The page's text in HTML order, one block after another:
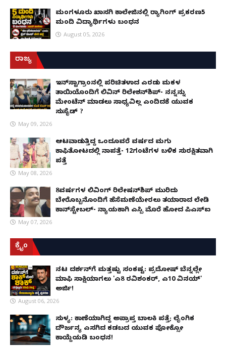
ಮಂಗಳೂರು ಖಾಸಗಿ ಕಾಲೇಜಿನಲ್ಲಿ ರ‌್ಯಾಗಿಂಗ್ ಪ್ರಕರಣ5
ಮಂದಿ ವಿದ್ಯಾರ್ಥಿಗಳು ಬಂಧನ
August 05, 2026
ರಾಜ್ಯ
ಇನ್​ಸ್ಟಾಗ್ರಾಂನಲ್ಲಿ ಪರಿಚಿತಳಾದ ಎರಡು ಮಕ್ಕಳ
ತಾಯಿಯೊಂದಿಗೆ ಲಿವಿನ್ ರಿಲೇಶನ್​ಶಿಪ್- ನನ್ನನ್ನು
ಮೇಂಟೆನ್ ಮಾಡಲು ಸಾಧ್ಯವಿಲ್ಲ ಎಂದಿದಕ್ಕೆ ಯುವಕ
ಸುಸೈಡ್ ?
May 09, 2026
ಆಟವಾಡುತ್ತಿದ್ದ ಒಂದೂವರೆ ವರ್ಷದ ಮಗು
ಕಾಫಿತೋಟದಲ್ಲಿ ನಾಪತ್ತೆ- 12ಗಂಟೆಗಳ ಬಳಿಕ ಸುರಕ್ಷಿತವಾಗಿ
ಪತ್ತೆ
May 08, 2026
8ವರ್ಷಗಳ ಲಿವಿಂಗ್‌ ರಿಲೇಷನ್‌ಶಿಪ್ ಮುರಿದು
ಬೇರೊಬ್ಬನೊಂದಿಗೆ ಹೆಸೆಮಣೆಯೇರಲು ತಯಾರಾದ ಲೇಡಿ
ಕಾನ್‌ಸ್ಟೇಬಲ್- ನ್ಯಾಯಕ್ಕಾಗಿ ಎಸ್ಪಿ ಮೊರೆ ಹೋದ ಪಿಎಸ್ಐ
May 07, 2026
ಕ್ರೈಂ
ನಟ ದರ್ಶನ್‌ಗೆ ಮತ್ತಷ್ಟು ಸಂಕಷ್ಟ: ಪ್ರದೋಷ್ ಬೆನ್ನಲ್ಲೇ
ಮಾಫಿ ಸಾಕ್ಷಿಯಾಗಲು 'ಎ8 ರವಿಶಂಕರ್, ಎ10 ವಿನಯ್'
ಅರ್ಜಿ!
August 06, 2026
ಸುಳ್ಯ: ಕಾಣೆಯಾಗಿದ್ದ ಅಪ್ರಾಪ್ತ ಬಾಲಕಿ ಪತ್ತೆ; ಲೈಂಗಿಕ
ದೌರ್ಜನ್ಯ ಎಸಗಿದ ಕಡಬದ ಯುವಕ ಪೋಕ್ಸೋ
ಕಾಯ್ದೆಯಡಿ ಬಂಧನ!